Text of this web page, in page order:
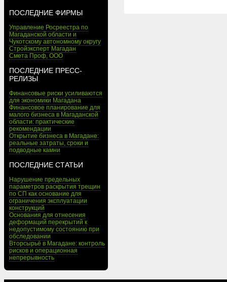
ПОСЛЕДНИЕ ФИРМЫ
Управление Росреестра по
Магаданской области и
Чукотскому автономному округу
Стройэксперт Магадан
Смета Проф, ООО
ПОСЛЕДНИЕ ПРЕСС-
РЕЛИЗЫ
Финансовые риски усиливаются
для экономики Магадана
Финансовое планирование для
малого бизнеса в Магаданской
области: практические
рекомендации
Открытие бизнеса в Магадане:
реальные затраты, сроки и
подводные камни
ПОСЛЕДНИЕ СТАТЬИ
Нарушение предельных
параметров раскрытия трещин
по СП как основание для
ограничения эксплуатации
конструкций
Основания для отнесения
деформаций перекрытий к
недопустимому состоянию при
обследовании
Вторсырьё в Магадане: контроль
рисков и операционная
непрерывность